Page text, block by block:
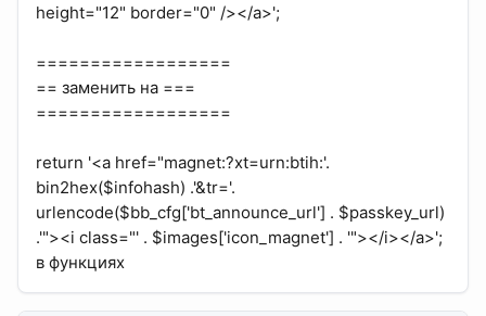
height="12" border="0" /></a>';
==================
== заменить на ===
==================
return '<a href="magnet:?xt=urn:btih:'.
bin2hex($infohash) .'&tr='.
urlencode($bb_cfg['bt_announce_url'] . $passkey_url)
.'"><i class="' . $images['icon_magnet'] . '"></i></a>';
в функциях